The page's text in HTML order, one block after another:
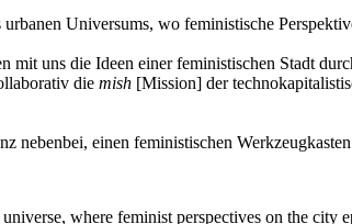
Universums, wo feministische
uns die Ideen einer feministischen Stadt
die mish [Mission] der
einen feministischen
where feminist perspectives on the city